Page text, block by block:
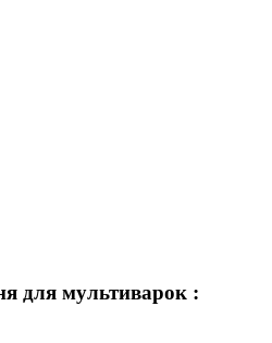
для мультиварок :